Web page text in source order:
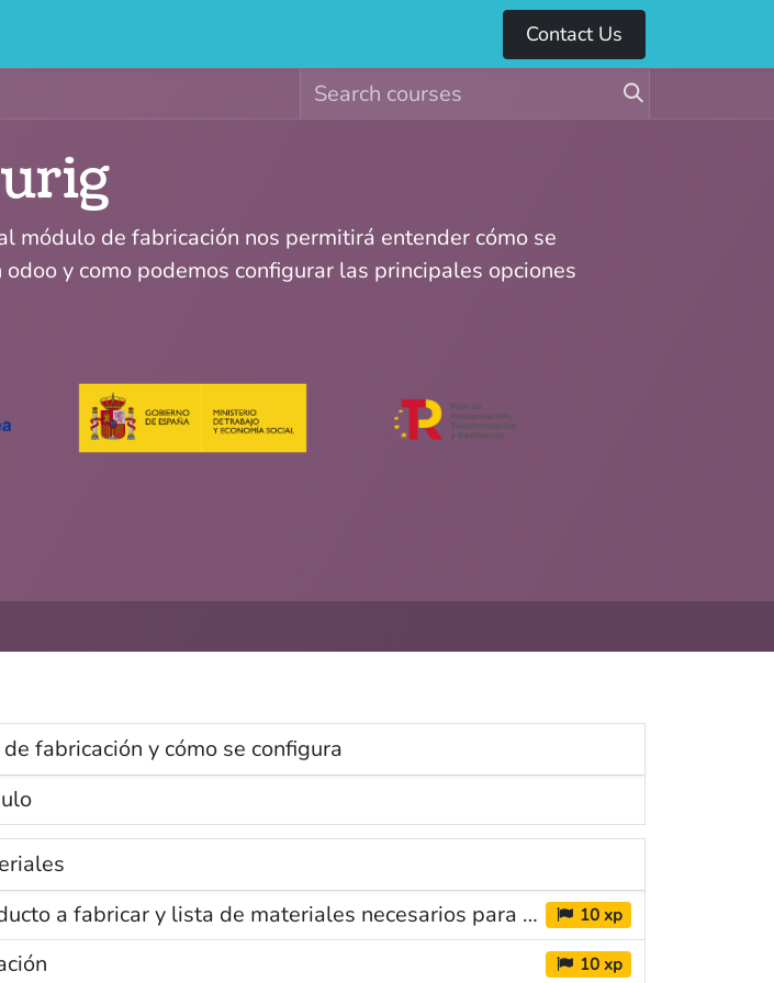
Contact Us
módulo de fabricación nos permitirá entender cómo se
y como podemos configurar las principales opciones
fabricación y cómo se configura
Configuración del producto a fabricar y lista de materiales necesarios para elaborarlo
10 xp
10 xp
la llicencia
Handbook
Gitlab